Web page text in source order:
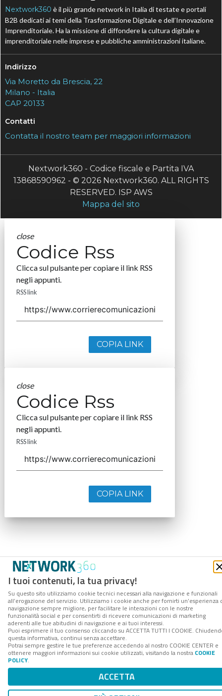
I tuoi contenuti, la tua privacy!
Su questo sito utilizziamo cookie tecnici necessari alla navigazione e funzionali
all’erogazione del servizio. Utilizziamo i cookie anche per fornirti un’esperienza
navigazione sempre migliore, per facilitare le interazioni con le nostre
funzionalità social e per consentirti di ricevere comunicazioni di marketing
aderenti alle tue abitudini di navigazione e ai tuoi interessi.
Puoi esprimere il tuo consenso cliccando su ACCETTA TUTTI I COOKIE.
questa informativa, continui senza accettare.
Potrai sempre gestire le tue preferenze accedendo al nostro COOKIE CENTER e
ottenere maggiori informazioni sui cookie utilizzati, visitando la nostra COOKIE
POLICY.
ACCETTA
Nextwork360 è il più grande network in Italia di testate e portali
B2B dedicati ai temi della Trasformazione Digitale e dell’Innovazione
Imprenditoriale. Ha la missione di diffondere la cultura digitale e
imprenditoriale nelle imprese e pubbliche amministrazioni italiane.
Indirizzo
Via Moretto da Brescia, 22
Milano - Italia
CAP 20133
Contatti
Contatta il nostro team per maggiori informazioni
Nextwork360 - Codice fiscale e Partita IVA
13868590962 - © 2026 Nextwork360. ALL RIGHTS
RESERVED. ISP AWS
Mappa del sito
close
Codice Rss
Clicca sul pulsante per copiare il link RSS
negli appunti.
RSS link
COPIA LINK
close
Codice Rss
Clicca sul pulsante per copiare il link RSS
negli appunti.
RSS link
COPIA LINK